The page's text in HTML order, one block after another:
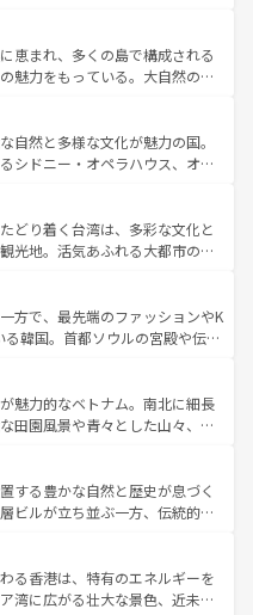
むこともできる。 なお、新
ツ一覧 を参照してほしい。
、ショッピング、エンターテイ
なスポットだ。一方、アメリカ
グランドキャニオンやイエロー
、音楽と美食が融合した独特の
リカの各地域で異なる魅力を楽
豊かな歴史を感じることができ
新着のアメリカ
照してほしい。
恵まれ、多くの島で構成される
魅力をもっている。大自然の神
、定番の観光地といえばオアフ
るならマウイ島やカウアイ島が
ーンに輝く海をはじめ、豊かな
る人々を迎えてくれるハワイの
ードやハワイアンミュージッ
ど、すべてがハワイの魅力を彩
ハワイ情報
てほしい。
自然と多様な文化が魅力の国。
シドニー・オペラハウス、オー
そびえるウルル（エアーズロッ
原生林やケアンズの熱帯雨林な
また、カフェやワイン、オージ
実しており、サーフィンやダイ
アウトドア好きにはたまらな
な魅力を存分に味わいつくそ
どり着く台湾は、多彩な文化と
光地。活気あふれる大都市の台
ある台湾東部など、都市の喧騒
おり、訪れる人に新しい発見と
また、奥深い台湾の食文化も魅
ツなど、バラエティ豊かな料理
、新着の台湾情報は コンテンツ一覧を参
方で、最先端のファッションやK
韓国。首都ソウルの宮殿や伝統
季折々の自然美を楽しむことが
焼肉、絶品のストリートフード
が待っている。夜には、韓国な
国の多彩な魅力を心ゆくまで味
てほしい。 なお、新着の韓国情報はコンテンツ一
魅力的なベトナム。南北に細長
田園風景や青々とした山々、世
づく。ハノイの古い町並みやホ
時代の建物も、独特の雰囲気を
ラエティの豊かさとおいしさで
、ベトナムコーヒーなどは、ぜ
地域を訪れてもあたたかい人々
で、きっと忘れられない旅にな
する豊かな自然と歴史が息づく
ビルが立ち並ぶ一方、伝統的な
部ではチェンマイなどの山岳地
ではプーケットやクラビの美し
楽しむことができる。タイ料理
る香港は、特有のエネルギーを
湾に広がる壮大な景色、近未来